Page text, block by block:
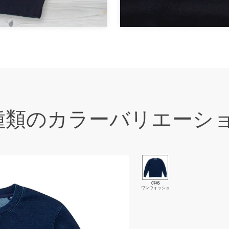
類のカラーバリエーシ
0745
ワンウォッシュ